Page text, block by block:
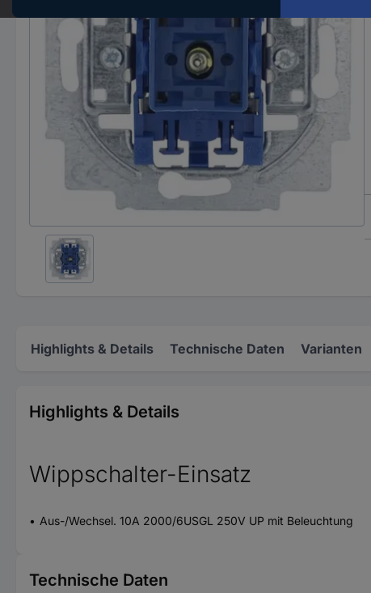
Highlights & Details Technische Daten Varianten
Highlights & Details
Wippschalter-Einsatz
Aus-/Wechsel. 10A 2000/6USGL 250V UP mit Beleuchtung
Technische Daten